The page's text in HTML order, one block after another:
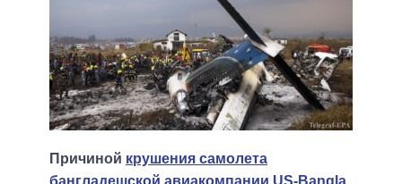
Причиной крушения самолета
бангладешской авиакомпании US-Bangla